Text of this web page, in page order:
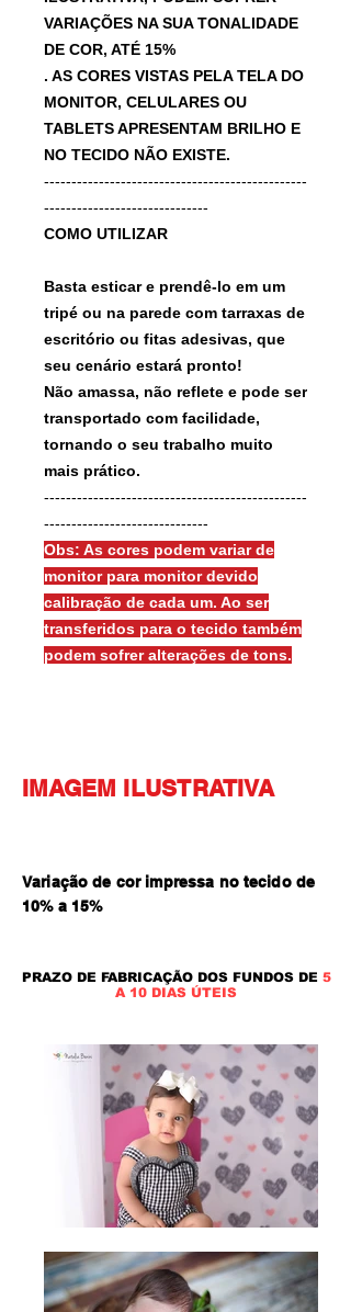
VARIAÇÕES NA SUA TONALIDADE
DE COR, ATÉ 15%
. AS CORES VISTAS PELA TELA DO
MONITOR, CELULARES OU
TABLETS APRESENTAM BRILHO E
NO TECIDO NÃO EXISTE.
------------------------------------------------
------------------------------
COMO UTILIZAR
Basta esticar e prendê-lo em um
tripé ou na parede com tarraxas de
escritório ou fitas adesivas, que
seu cenário estará pronto!
Não amassa, não reflete e pode ser
transportado com facilidade,
tornando o seu trabalho muito
mais prático.
------------------------------------------------
------------------------------
Obs: As cores podem variar de
monitor para monitor devido
calibração de cada um. Ao ser
transferidos para o tecido também
podem sofrer alterações de tons.
IMAGEM ILUSTRATIVA
Variação de cor impressa no tecido de
10% a 15%
PRAZO DE FABRICAÇÃO DOS FUNDOS DE 5
A 10 DIAS ÚTEIS